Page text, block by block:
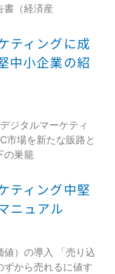
書（経済産
ティングに成
中小企業の紹
ジタルマーケティ
市場を新たな販路と
の巣籠
ティング中堅
ニュアル
）の導入 「売り込
ずから売れるに値す